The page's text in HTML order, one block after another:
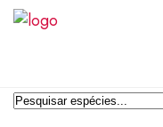
Pesquisar produtos